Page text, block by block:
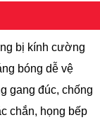
bị kính cường
bóng dễ vệ
gang đúc, chống
chắn, họng bếp